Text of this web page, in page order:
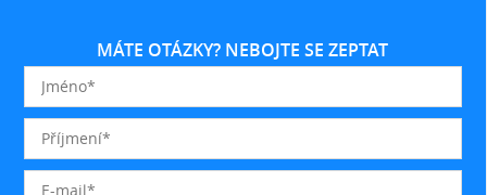
MÁTE OTÁZKY? NEBOJTE SE ZEPTAT